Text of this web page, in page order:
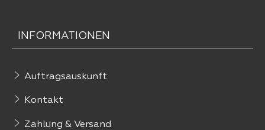
INFORMATIONEN
Auftragsauskunft
Kontakt
Zahlung & Versand